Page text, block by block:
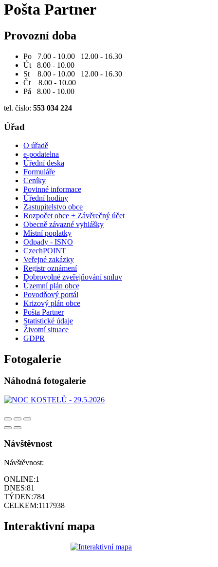
Pošta Partner
Provozní doba
Po 7.00 - 10.00 12.00 - 16.30
Út 8.00 - 10.00
St 8.00 - 10.00 12.00 - 16.30
Čt 8.00 - 10.00
Pá 8.00 - 10.00
tel. číslo: 553 034 224
Úřad
O úřadě
e-podatelna
Úřední deska
Formuláře
Ceníky
Povinné informace
Úřední hodiny
Zastupitelstvo obce
Rozpočet obce + Závěrečný účet
Obecně závazné vyhlášky
Místní poplatky
Odpady - ISNO
CzechPOINT
Veřejné zakázky
Registr oznámení
Dobrovolné zveřejňování smluv
Územní plán obce
Povodňový portál
Krizový plán obce
Pošta Partner
Statistické údaje
Životní situace
GDPR
Fotogalerie
Náhodná fotogalerie
Návštěvnost
Návštěvnost:
ONLINE:1
DNES:81
TÝDEN:784
CELKEM:1117938
Interaktivní mapa